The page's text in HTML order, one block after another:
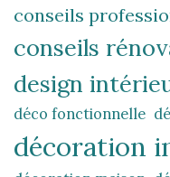
conseils
conseils
design
déco fonctionnelle
décoration